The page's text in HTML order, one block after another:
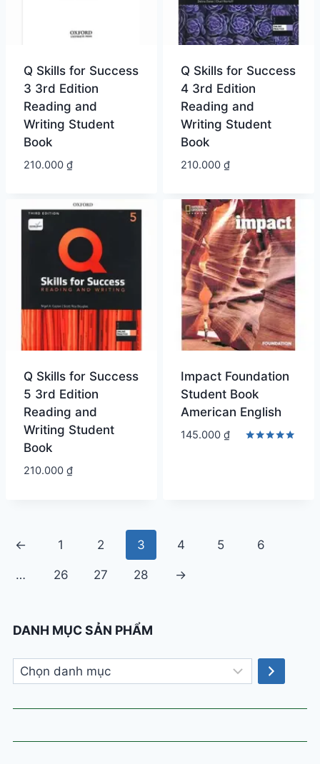
Q Skills for Success
3 3rd Edition
Reading and
Writing Student
Book
210.000 ₫
Q Skills for Success
4 3rd Edition
Reading and
Writing Student
Book
210.000 ₫
Q Skills for Success
5 3rd Edition
Reading and
Writing Student
Book
210.000 ₫
Impact Foundation
Student Book
American English
145.000 ₫
← 1 2 3 4 5 6
… 26 27 28 →
DANH MỤC SẢN PHẨM
Chọn
danh
mục